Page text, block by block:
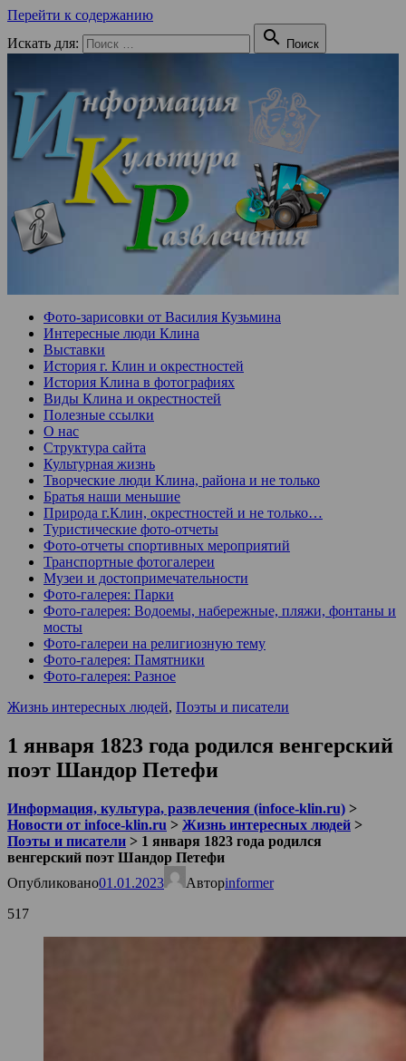
Перейти к содержанию
Искать для:
 Поиск
Фото-зарисовки от Василия Кузьмина
Интересные люди Клина
Выставки
История г. Клин и окрестностей
История Клина в фотографиях
Виды Клина и окрестностей
Полезные ссылки
О нас
Структура сайта
Культурная жизнь
Творческие люди Клина, района и не только
Братья наши меньшие
Природа г.Клин, окрестностей и не только…
Туристические фото-отчеты
Фото-отчеты спортивных мероприятий
Транспортные фотогалереи
Музеи и достопримечательности
Фото-галерея: Парки
Фото-галерея: Водоемы, набережные, пляжи, фонтаны и
мосты
Фото-галереи на религиозную тему
Фото-галерея: Памятники
Фото-галерея: Разное
Жизнь интересных людей, Поэты и писатели
1 января 1823 года родился венгерский
поэт Шандор Петефи
Информация, культура, развлечения (infoce-klin.ru) >
Новости от infoce-klin.ru > Жизнь интересных людей >
Поэты и писатели > 1 января 1823 года родился
венгерский поэт Шандор Петефи
Опубликовано01.01.2023 Авторinformer
517